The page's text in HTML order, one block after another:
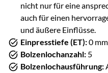
nicht nur für eine
auch für einen
und äußere Einflüsse.
Einpresstiefe (ET):0 mm
Bolzenlochanzahl: 5
Bolzenlochausführung: